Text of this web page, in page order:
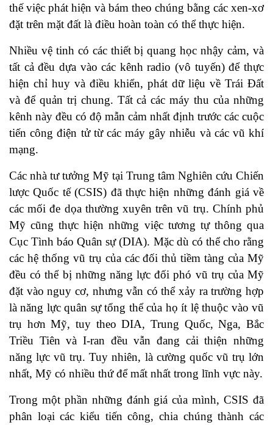
thế việc phát hiện và bám theo chúng bằng các xen-xơ
đặt trên mặt đất là điều hoàn toàn có thể thực hiện.
Nhiều vệ tinh có các thiết bị quang học nhậy cảm, và
tất cả đều dựa vào các kênh radio (vô tuyến) để thực
hiện chỉ huy và điều khiển, phát dữ liệu về Trái Đất
và để quản trị chung. Tất cả các máy thu của những
kênh này đều có độ mẫn cảm nhất định trước các cuộc
tiến công điện tử từ các máy gây nhiễu và các vũ khí
mạng.
Các nhà tư tưởng Mỹ tại Trung tâm Nghiên cứu Chiến
lược Quốc tế (CSIS) đã thực hiện những đánh giá về
các mối đe dọa thường xuyên trên vũ trụ. Chính phủ
Mỹ cũng thực hiện những việc tương tự thông qua
Cục Tình báo Quân sự (DIA). Mặc dù có thể cho rằng
các hệ thống vũ trụ của các đối thủ tiềm tàng của Mỹ
đều có thể bị những năng lực đối phó vũ trụ của Mỹ
đặt vào nguy cơ, nhưng vẫn có thể xảy ra trường hợp
là năng lực quân sự tổng thể của họ ít lệ thuộc vào vũ
trụ hơn Mỹ, tuy theo DIA, Trung Quốc, Nga, Bắc
Triều Tiên và I-ran đều vẫn đang cải thiện những
năng lực vũ trụ. Tuy nhiên, là cường quốc vũ trụ lớn
nhất, Mỹ có nhiều thứ để mất nhất trong lĩnh vực này.
Trong một phần những đánh giá của mình, CSIS đã
phân loại các kiểu tiến công, chia chúng thành các